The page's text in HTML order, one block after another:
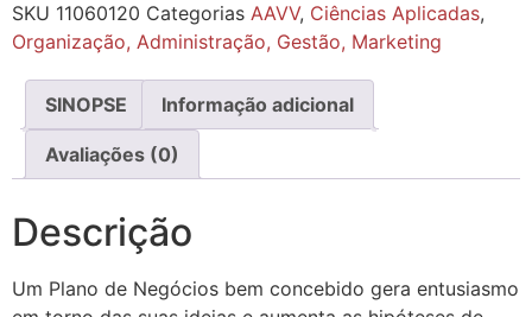
SKU 11060120 Categorias AAVV, Ciências Aplicadas,
Organização, Administração, Gestão, Marketing
SINOPSE Informação adicional
Avaliações (0)
Descrição
Um Plano de Negócios bem concebido gera entusiasmo